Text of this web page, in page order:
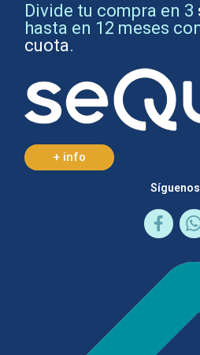
Divide tu compra en 3
hasta en 12 meses
cuota.
+ info